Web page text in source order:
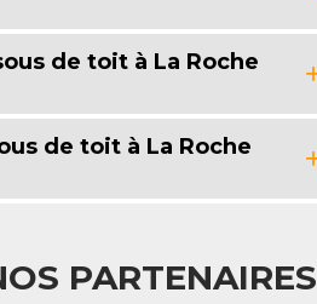
de toit à La Roche
de toit à La Roche
PARTENAIRES